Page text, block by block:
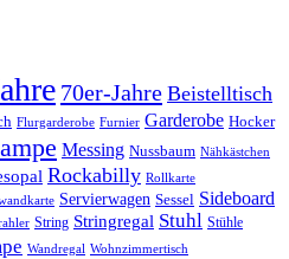
70er-Jahre Beistelltisch
Flurgarderobe Furnier Garderobe Hocker
Messing Nussbaum Nähkästchen
Rockabilly Rollkarte
Servierwagen Sessel Sideboard
String Stringregal Stuhl Stühle
Wandregal Wohnzimmertisch